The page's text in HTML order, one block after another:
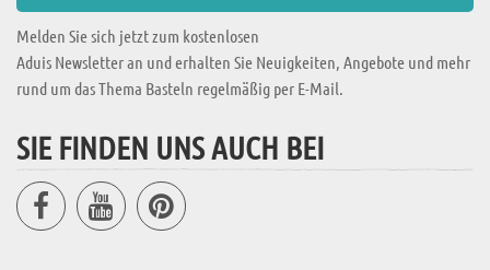
Melden Sie sich jetzt zum kostenlosen
Aduis Newsletter an und erhalten Sie Neuigkeiten, Angebote und mehr
rund um das Thema Basteln regelmäßig per E-Mail.
SIE FINDEN UNS AUCH BEI